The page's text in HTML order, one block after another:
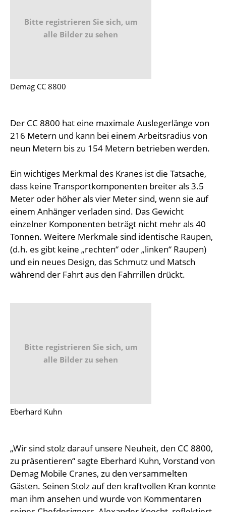
Bitte registrieren Sie sich, um
alle Bilder zu sehen
Demag CC 8800
Der CC 8800 hat eine maximale Auslegerlänge von
216 Metern und kann bei einem Arbeitsradius von
neun Metern bis zu 154 Metern betrieben werden.
Ein wichtiges Merkmal des Kranes ist die Tatsache,
dass keine Transportkomponenten breiter als 3.5
Meter oder höher als vier Meter sind, wenn sie auf
einem Anhänger verladen sind. Das Gewicht
einzelner Komponenten beträgt nicht mehr als 40
Tonnen. Weitere Merkmale sind identische Raupen,
(d.h. es gibt keine „rechten“ oder „linken“ Raupen)
und ein neues Design, das Schmutz und Matsch
während der Fahrt aus den Fahrrillen drückt.
Bitte registrieren Sie sich, um
alle Bilder zu sehen
Eberhard Kuhn
„Wir sind stolz darauf unsere Neuheit, den CC 8800,
zu präsentieren“ sagte Eberhard Kuhn, Vorstand von
Demag Mobile Cranes, zu den versammelten
Gästen. Seinen Stolz auf den kraftvollen Kran konnte
man ihm ansehen und wurde von Kommentaren